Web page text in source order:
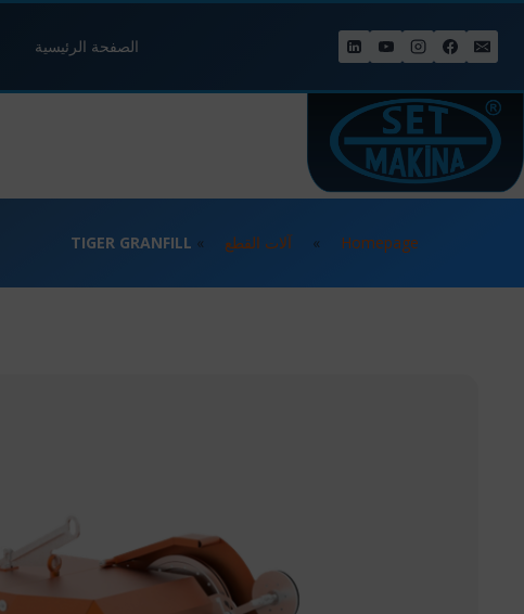
الصفحة الرئيسية
Homepage
» آلات القطع »
TIGER GRANFILL